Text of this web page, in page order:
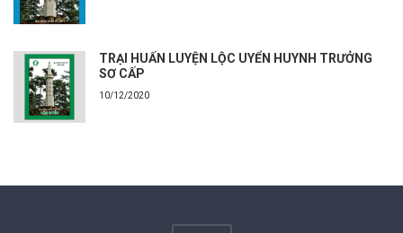
TRẠI HUẤN LUYỆN LỘC UYỂN HUYNH TRƯỞNG
SƠ CẤP
10/12/2020